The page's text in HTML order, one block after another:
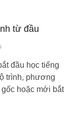
từ đầu
đầu học tiếng
trình, phương
hoặc mới bắt